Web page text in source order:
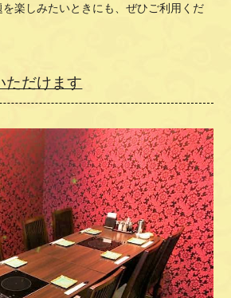
楽しみたいときにも、ぜひご利用くだ
ただけます